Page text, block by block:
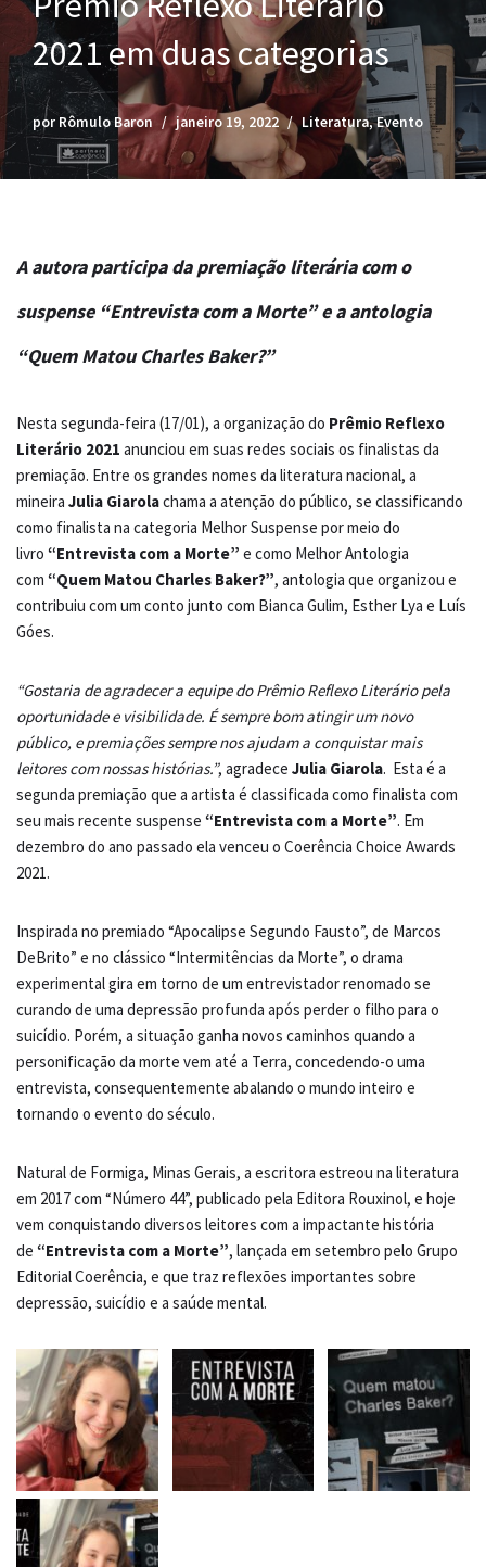
2021 em duas categorias
por Rômulo Baron janeiro 19, 2022 Literatura,Evento
A autora participa da premiação literária com o
suspense “Entrevista com a Morte” e a antologia
“Quem Matou Charles Baker?”
Nesta segunda-feira (17/01), a organização do Prêmio Reflexo
Literário 2021 anunciou em suas redes sociais os finalistas da
premiação. Entre os grandes nomes da literatura nacional, a
mineira Julia Giarolachama a atenção do público, se classificando
como finalista na categoria Melhor Suspense por meio do
livro “Entrevista com a Morte” e como Melhor Antologia
com “Quem Matou Charles Baker?”, antologia que organizou e
contribuiu com um conto junto com Bianca Gulim, Esther Lya e Luís
Góes.
“Gostaria de agradecer a equipe do Prêmio Reflexo Literário pela
oportunidade e visibilidade. É sempre bom atingir um novo
público, e premiações sempre nos ajudam a conquistar mais
leitores com nossas histórias.”, agradece Julia Giarola. Esta é a
segunda premiação que a artista é classificada como finalista com
seu mais recente suspense “Entrevista com a Morte”. Em
dezembro do ano passado ela venceu o Coerência Choice Awards
2021.
Inspirada no premiado “Apocalipse Segundo Fausto”, de Marcos
DeBrito” e no clássico “Intermitências da Morte”, o drama
experimental gira em torno de um entrevistador renomado se
curando de uma depressão profunda após perder o filho para o
suicídio. Porém, a situação ganha novos caminhos quando a
personificação da morte vem até a Terra, concedendo-o uma
entrevista, consequentemente abalando o mundo inteiro e
tornando o evento do século.
Natural de Formiga, Minas Gerais, a escritora estreou na literatura
em 2017 com “Número 44”, publicado pela Editora Rouxinol, e hoje
vem conquistando diversos leitores com a impactante história
de “Entrevista com a Morte”, lançada em setembro pelo Grupo
Editorial Coerência, e que traz reflexões importantes sobre
depressão, suicídio e a saúde mental.